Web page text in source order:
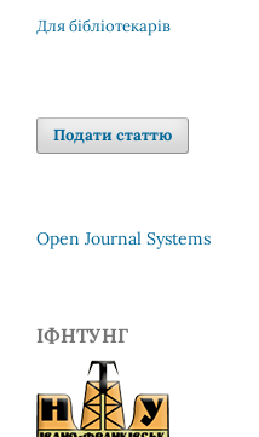
Для бібліотекарів
Подати статтю
Open Journal Systems
ІФНТУНГ